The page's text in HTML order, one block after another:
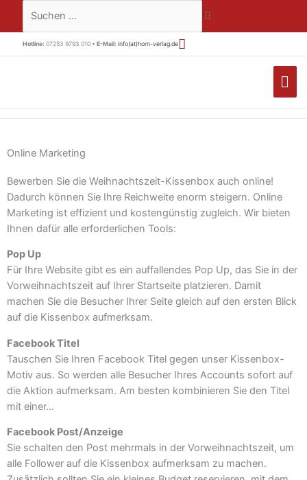
springen
Suchen …
Hotline: 07253 9793 010 • E-Mail: info(at)horn-verlag.de
Online Marketing
Bewerben Sie die Weihnachtszeit-Kissenbox auch online!
Dadurch können Sie Ihre Reichweite enorm steigern. Online
Marketing ist effizient und kostengünstig zugleich. Wir bieten
Ihnen dafür alle erforderlichen Tools:
Pop Up
Für Ihre Website gibt es ein auffallendes Pop Up, das Sie in der
Vorweihnachtszeit auf Ihrer Startseite platzieren. Damit
machen Sie die Besucher Ihrer Seite gleich auf den ersten Blick
auf die Kissenbox aufmerksam.
Facebook Titel
Tauschen Sie Ihren Facebook Titel gegen unser Kissenbox-
Motiv aus. So werden alle Besucher Ihres Accounts sofort auf
die Aktion aufmerksam. Am besten kombinieren Sie den Titel
mit einer…
Facebook Post/Anzeige
Sie schalten den Post mehrmals in der Vorweihnachtszeit, um
alle Follower auf die Kissenbox aufmerksam zu machen.